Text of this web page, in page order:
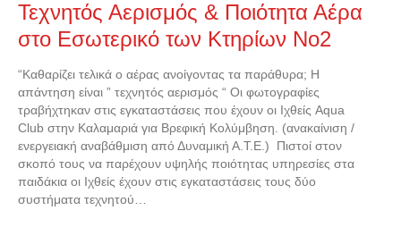
Τεχνητός Αερισμός & Ποιότητα Αέρα
στο Εσωτερικό των Κτηρίων Νο2
“Καθαρίζει τελικά ο αέρας ανοίγοντας τα παράθυρα; Η
απάντηση είναι ” τεχνητός αερισμός “ Οι φωτογραφίες
τραβήχτηκαν στις εγκαταστάσεις που έχουν οι Ιχθείς Aqua
Club στην Καλαμαριά για Βρεφική Κολύμβηση. (ανακαίνιση /
ενεργειακή αναβάθμιση από Δυναμική Α.Τ.Ε.) Πιστοί στον
σκοπό τους να παρέχουν υψηλής ποιότητας υπηρεσίες στα
παιδάκια οι Ιχθείς έχουν στις εγκαταστάσεις τους δύο
συστήματα τεχνητού…